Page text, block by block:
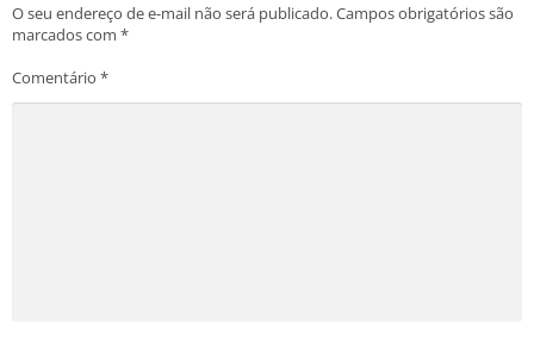
O seu endereço de e-mail não será publicado.Campos obrigatórios são
marcados com *
Comentário *